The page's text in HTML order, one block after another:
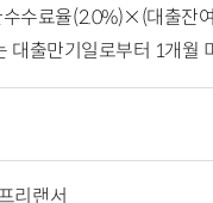
수료율(2.0%)×(대출잔
출만기일로부터 1개월
리랜서